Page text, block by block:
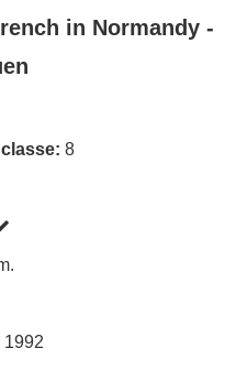
in Normandy -
8
1992